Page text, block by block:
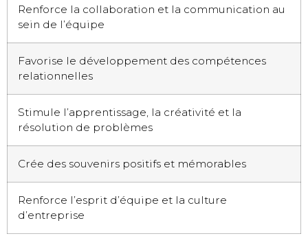
Renforce la collaboration et la communication au
sein de l’équipe
Favorise le développement des compétences
relationnelles
Stimule l’apprentissage, la créativité et la
résolution de problèmes
Crée des souvenirs positifs et mémorables
Renforce l’esprit d’équipe et la culture
d’entreprise